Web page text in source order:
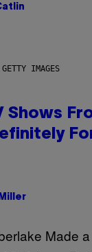
IMAGES
Shows